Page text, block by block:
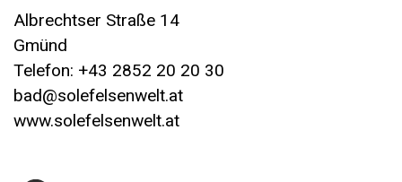
Albrechtser Straße 14
Gmünd
Telefon: +43 2852 20 20 30
bad@solefelsenwelt.at
www.solefelsenwelt.at